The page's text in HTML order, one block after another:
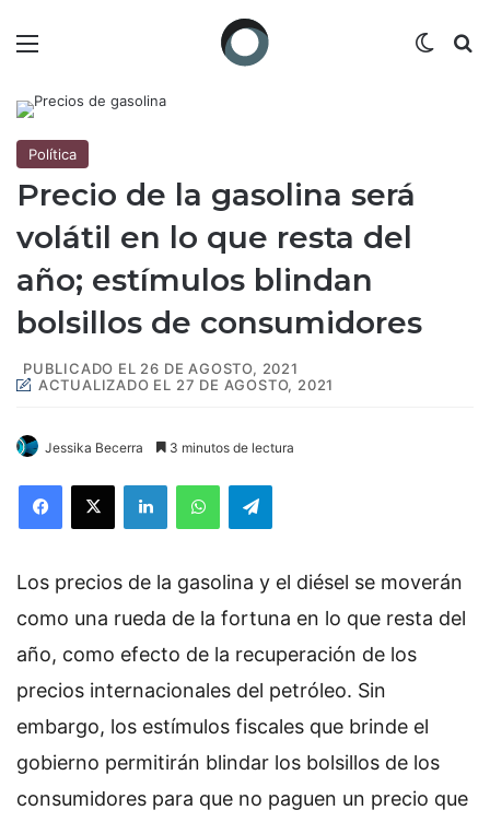
Política
Precio de la gasolina será
volátil en lo que resta del
año; estímulos blindan
bolsillos de consumidores
PUBLICADO EL 26 DE AGOSTO, 2021
ACTUALIZADO EL 27 DE AGOSTO, 2021
Jessika Becerra 3 minutos de lectura
Los precios de la gasolina y el diésel se moverán
como una rueda de la fortuna en lo que resta del
año, como efecto de la recuperación de los
precios internacionales del petróleo. Sin
embargo, los estímulos fiscales que brinde el
gobierno permitirán blindar los bolsillos de los
consumidores para que no paguen un precio que